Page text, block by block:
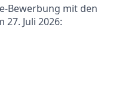
Bewerbung mit den
Juli 2026: